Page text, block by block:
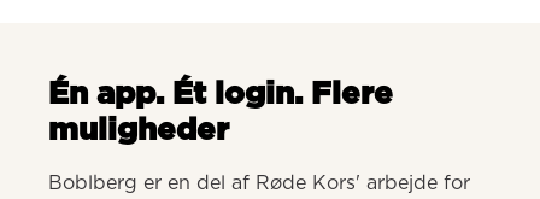
Én app. Ét login. Flere
muligheder
Boblberg er en del af Røde Kors' arbejde for